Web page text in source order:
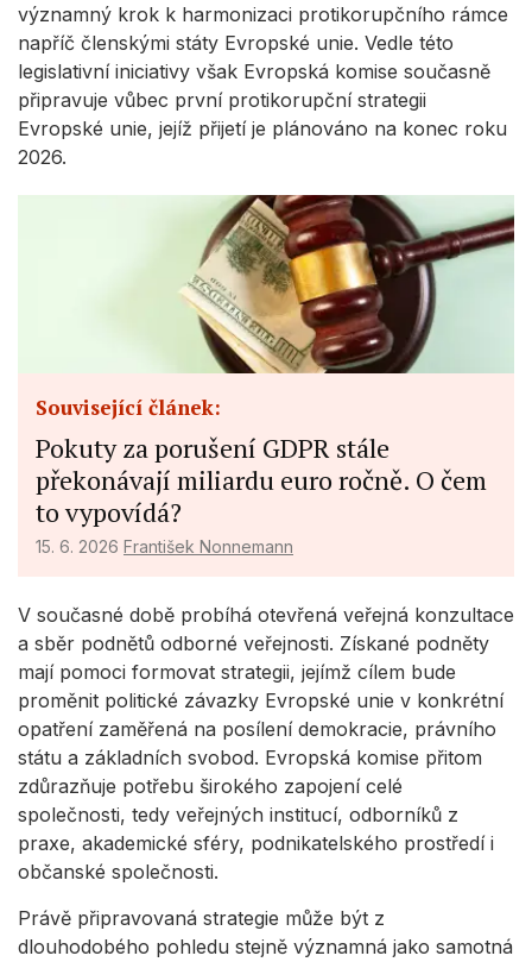
významný krok k harmonizaci protikorupčního rámce
napříč členskými státy Evropské unie. Vedle této
legislativní iniciativy však Evropská komise současně
připravuje vůbec první protikorupční strategii
Evropské unie, jejíž přijetí je plánováno na konec roku
2026.
Související článek:
Pokuty za porušení GDPR stále
překonávají miliardu euro ročně. O čem
to vypovídá?
15. 6. 2026 František Nonnemann
V současné době probíhá otevřená veřejná konzultace
a sběr podnětů odborné veřejnosti. Získané podněty
mají pomoci formovat strategii, jejímž cílem bude
proměnit politické závazky Evropské unie v konkrétní
opatření zaměřená na posílení demokracie, právního
státu a základních svobod. Evropská komise přitom
zdůrazňuje potřebu širokého zapojení celé
společnosti, tedy veřejných institucí, odborníků z
praxe, akademické sféry, podnikatelského prostředí i
občanské společnosti.
Právě připravovaná strategie může být z
dlouhodobého pohledu stejně významná jako samotná